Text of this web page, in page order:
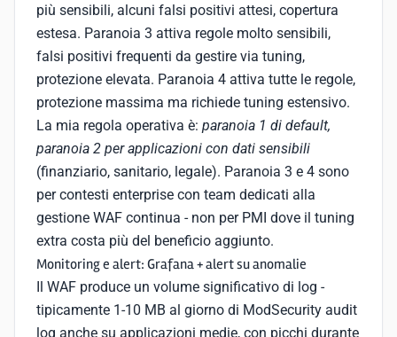
più sensibili, alcuni falsi positivi attesi, copertura
estesa. Paranoia 3 attiva regole molto sensibili,
falsi positivi frequenti da gestire via tuning,
protezione elevata. Paranoia 4 attiva tutte le regole,
protezione massima ma richiede tuning estensivo.
La mia regola operativa è: paranoia 1 di default,
paranoia 2 per applicazioni con dati sensibili
(finanziario, sanitario, legale). Paranoia 3 e 4 sono
per contesti enterprise con team dedicati alla
gestione WAF continua - non per PMI dove il tuning
extra costa più del beneficio aggiunto.
Monitoring e alert: Grafana + alert su anomalie
Il WAF produce un volume significativo di log -
tipicamente 1-10 MB al giorno di ModSecurity audit
log anche su applicazioni medie, con picchi durante